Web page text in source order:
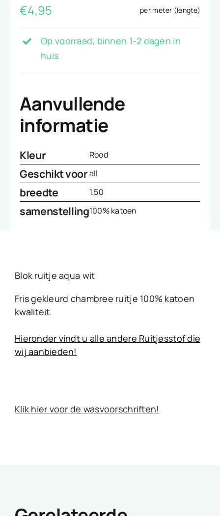
€4,95 per meter (lengte)
Op voorraad, binnen 1-2 dagen in
huis
Aanvullende
informatie
Kleur Rood
Geschikt voorall
breedte 1.50
samenstelling100% katoen
Blok ruitje aqua wit
Fris gekleurd chambree ruitje 100% katoen
kwaliteit.
Hieronder vindt u alle andere Ruitjesstof die
wij aanbieden!
Klik hier voor de wasvoorschriften!